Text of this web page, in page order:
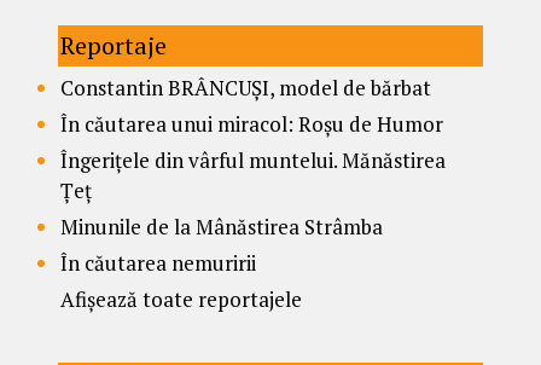
Reportaje
Constantin BRÂNCUȘI, model de bărbat
În căutarea unui miracol: Roșu de Humor
Îngerițele din vârful muntelui. Mănăstirea
Țeț
Minunile de la Mânăstirea Strâmba
În căutarea nemuririi
Afișează toate reportajele